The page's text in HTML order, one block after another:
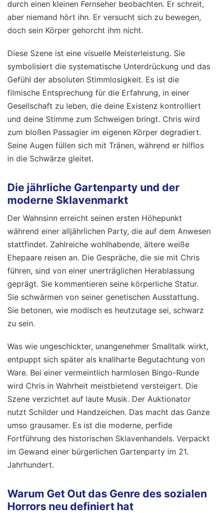
durch einen kleinen Fernseher beobachten. Er schreit,
aber niemand hört ihn. Er versucht sich zu bewegen,
doch sein Körper gehorcht ihm nicht.
Diese Szene ist eine visuelle Meisterleistung. Sie
symbolisiert die systematische Unterdrückung und das
Gefühl der absoluten Stimmlosigkeit. Es ist die
filmische Entsprechung für die Erfahrung, in einer
Gesellschaft zu leben, die deine Existenz kontrolliert
und deine Stimme zum Schweigen bringt. Chris wird
zum bloßen Passagier im eigenen Körper degradiert.
Seine Augen füllen sich mit Tränen, während er hilflos
in die Schwärze gleitet.
Die jährliche Gartenparty und der
moderne Sklavenmarkt
Der Wahnsinn erreicht seinen ersten Höhepunkt
während einer alljährlichen Party, die auf dem Anwesen
stattfindet. Zahlreiche wohlhabende, ältere weiße
Ehepaare reisen an. Die Gespräche, die sie mit Chris
führen, sind von einer unerträglichen Herablassung
geprägt. Sie kommentieren seine körperliche Statur.
Sie schwärmen von seiner genetischen Ausstattung.
Sie betonen, wie modisch es heutzutage sei, schwarz
zu sein.
Was wie ungeschickter, unangenehmer Smalltalk wirkt,
entpuppt sich später als knallharte Begutachtung von
Ware. Bei einer vermeintlich harmlosen Bingo-Runde
wird Chris in Wahrheit meistbietend versteigert. Die
Szene verzichtet auf laute Musik. Der Auktionator
nutzt Schilder und Handzeichen. Das macht das Ganze
umso grausamer. Es ist die moderne, perfide
Fortführung des historischen Sklavenhandels. Verpackt
im Gewand einer bürgerlichen Gartenparty im 21.
Jahrhundert.
Warum Get Out das Genre des sozialen
Horrors neu definiert hat